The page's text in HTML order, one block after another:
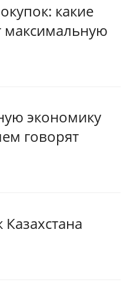
какие
максимальную
экономику
говорят